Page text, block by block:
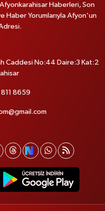
Haberleri, Son
Haber Yorumlarıyla Afyon'un
Caddesi No:44 Daire:3 Kat:2
8659